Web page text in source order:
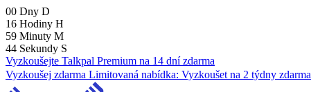
00 Dny D
16 Hodiny H
59 Minuty M
43 Sekundy S
Vyzkoušejte Talkpal Premium na 14 dní zdarma
Vyzkoušej zdarma Limitovaná nabídka: Vyzkoušet na 2 týdny zdarma